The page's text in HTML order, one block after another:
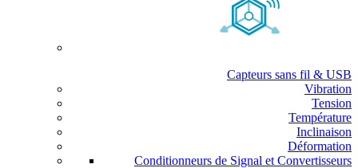
Capteurs sans fil & USB
Vibration
Tension
Température
Inclinaison
Déformation
Conditionneurs de Signal et Convertisseurs